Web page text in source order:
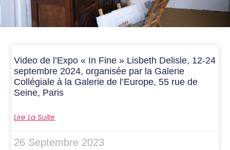
Video de l’Expo « In Fine » Lisbeth Delisle, 12-24
septembre 2024, organisée par la Galerie
Collégiale à la Galerie de l’Europe, 55 rue de
Seine, Paris
Lire La Suite
26 Septembre 2023